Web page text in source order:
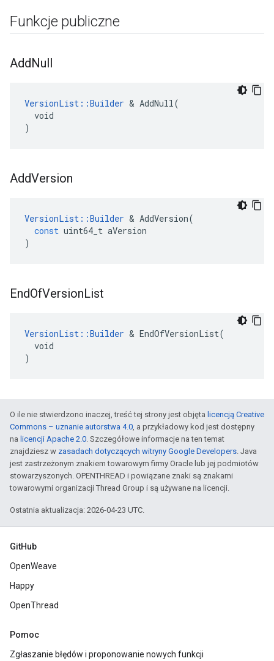
Funkcje publiczne
AddNull
VersionList::Builder & AddNull(
  void
)
AddVersion
VersionList ::Builder & AddVersion(
const uint64_t aVersion
)
EndOfVersionList
VersionList::Builder & EndOfVersionList(
  void
)
O ile nie stwierdzono inaczej, treść tej strony jest objęta licencją Creative
Commons – uznanie autorstwa 4.0, a przykładowy kod jest dostępny
na licencji Apache 2.0. Szczegółowe informacje na ten temat
znajdziesz w zasadach dotyczących witryny Google Developers. Java
jest zastrzeżonym znakiem towarowym firmy Oracle lub jej podmiotów
stowarzyszonych. OPENTHREAD i powiązane znaki są znakami
towarowymi organizacji Thread Group i są używane na licencji.
Ostatnia aktualizacja: 2026-04-23 UTC.
GitHub
OpenWeave
Happy
OpenThread
Pomoc
Zgłaszanie błędów i proponowanie nowych funkcji